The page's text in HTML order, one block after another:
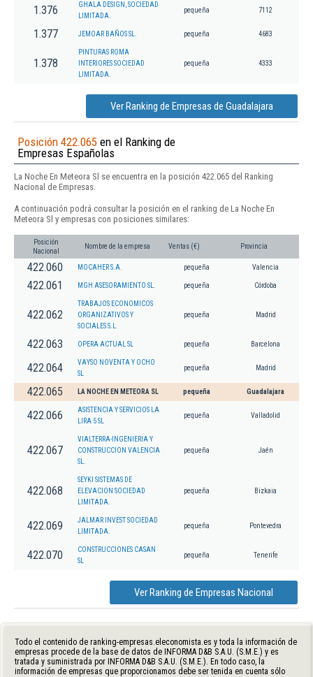
1.376
GHALA DESIGN, SOCIEDAD
LIMITADA.
pequeña 7112
1.377 JEMOAR BAÑOS SL. pequeña 4683
1.378
PINTURAS ROMA
INTERIORES SOCIEDAD
LIMITADA.
pequeña 4333
Ver Ranking de Empresas de Guadalajara
Posición 422.065 en el Ranking de
Empresas Españolas
La Noche En Meteora Sl se encuentra en la posición 422.065 del Ranking
Nacional de Empresas.
A continuación podrá consultar la posición en el ranking de La Noche En
Meteora Sl y empresas con posiciones similares:
Posición
Nacional
Nombre de la empresa Ventas (€) Provincia
422.060 MOCAHER S.A. pequeña Valencia
422.061 MGH ASESORAMIENTO SL. pequeña Córdoba
422.062
TRABAJOS ECONOMICOS
ORGANIZATIVOS Y
SOCIALES S.L.
pequeña Madrid
422.063 OPERA ACTUAL SL pequeña Barcelona
422.064
VAYSO NOVENTA Y OCHO
SL
pequeña Madrid
422.065 LA NOCHE EN METEORA SL pequeña Guadalajara
422.066
ASISTENCIA Y SERVICIOS LA
LIRA 5 SL
pequeña Valladolid
422.067
VIALTERRA-INGENIERIA Y
CONSTRUCCION VALENCIA
SL.
pequeña Jaén
422.068
SEYKI SISTEMAS DE
ELEVACION SOCIEDAD
LIMITADA.
pequeña Bizkaia
422.069
JALMAR INVEST SOCIEDAD
LIMITADA.
pequeña Pontevedra
422.070
CONSTRUCCIONES CASAN
SL
pequeña Tenerife
Ver Ranking de Empresas Nacional
Todo el contenido de ranking-empresas.eleconomista.es y toda la información de
empresas procede de la base de datos de INFORMA D&B S.A.U. (S.M.E.) y es
tratada y suministrada por INFORMA D&B S.A.U. (S.M.E.). En todo caso, la
información de empresas que proporcionamos debe ser tenida en cuenta sólo